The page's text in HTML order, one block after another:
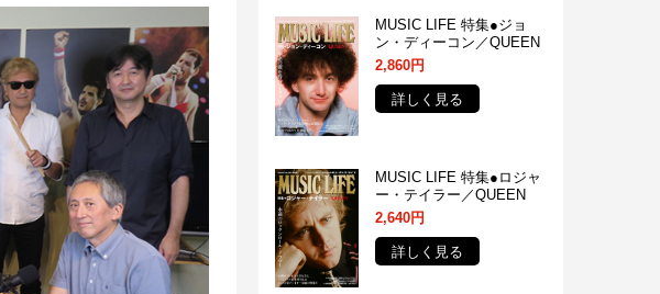
MUSIC LIFE 特集●ジョ
ン・ディーコン／QUEEN
2,860円
詳しく見る
MUSIC LIFE 特集●ロジャ
ー・テイラー／QUEEN
2,640円
詳しく見る